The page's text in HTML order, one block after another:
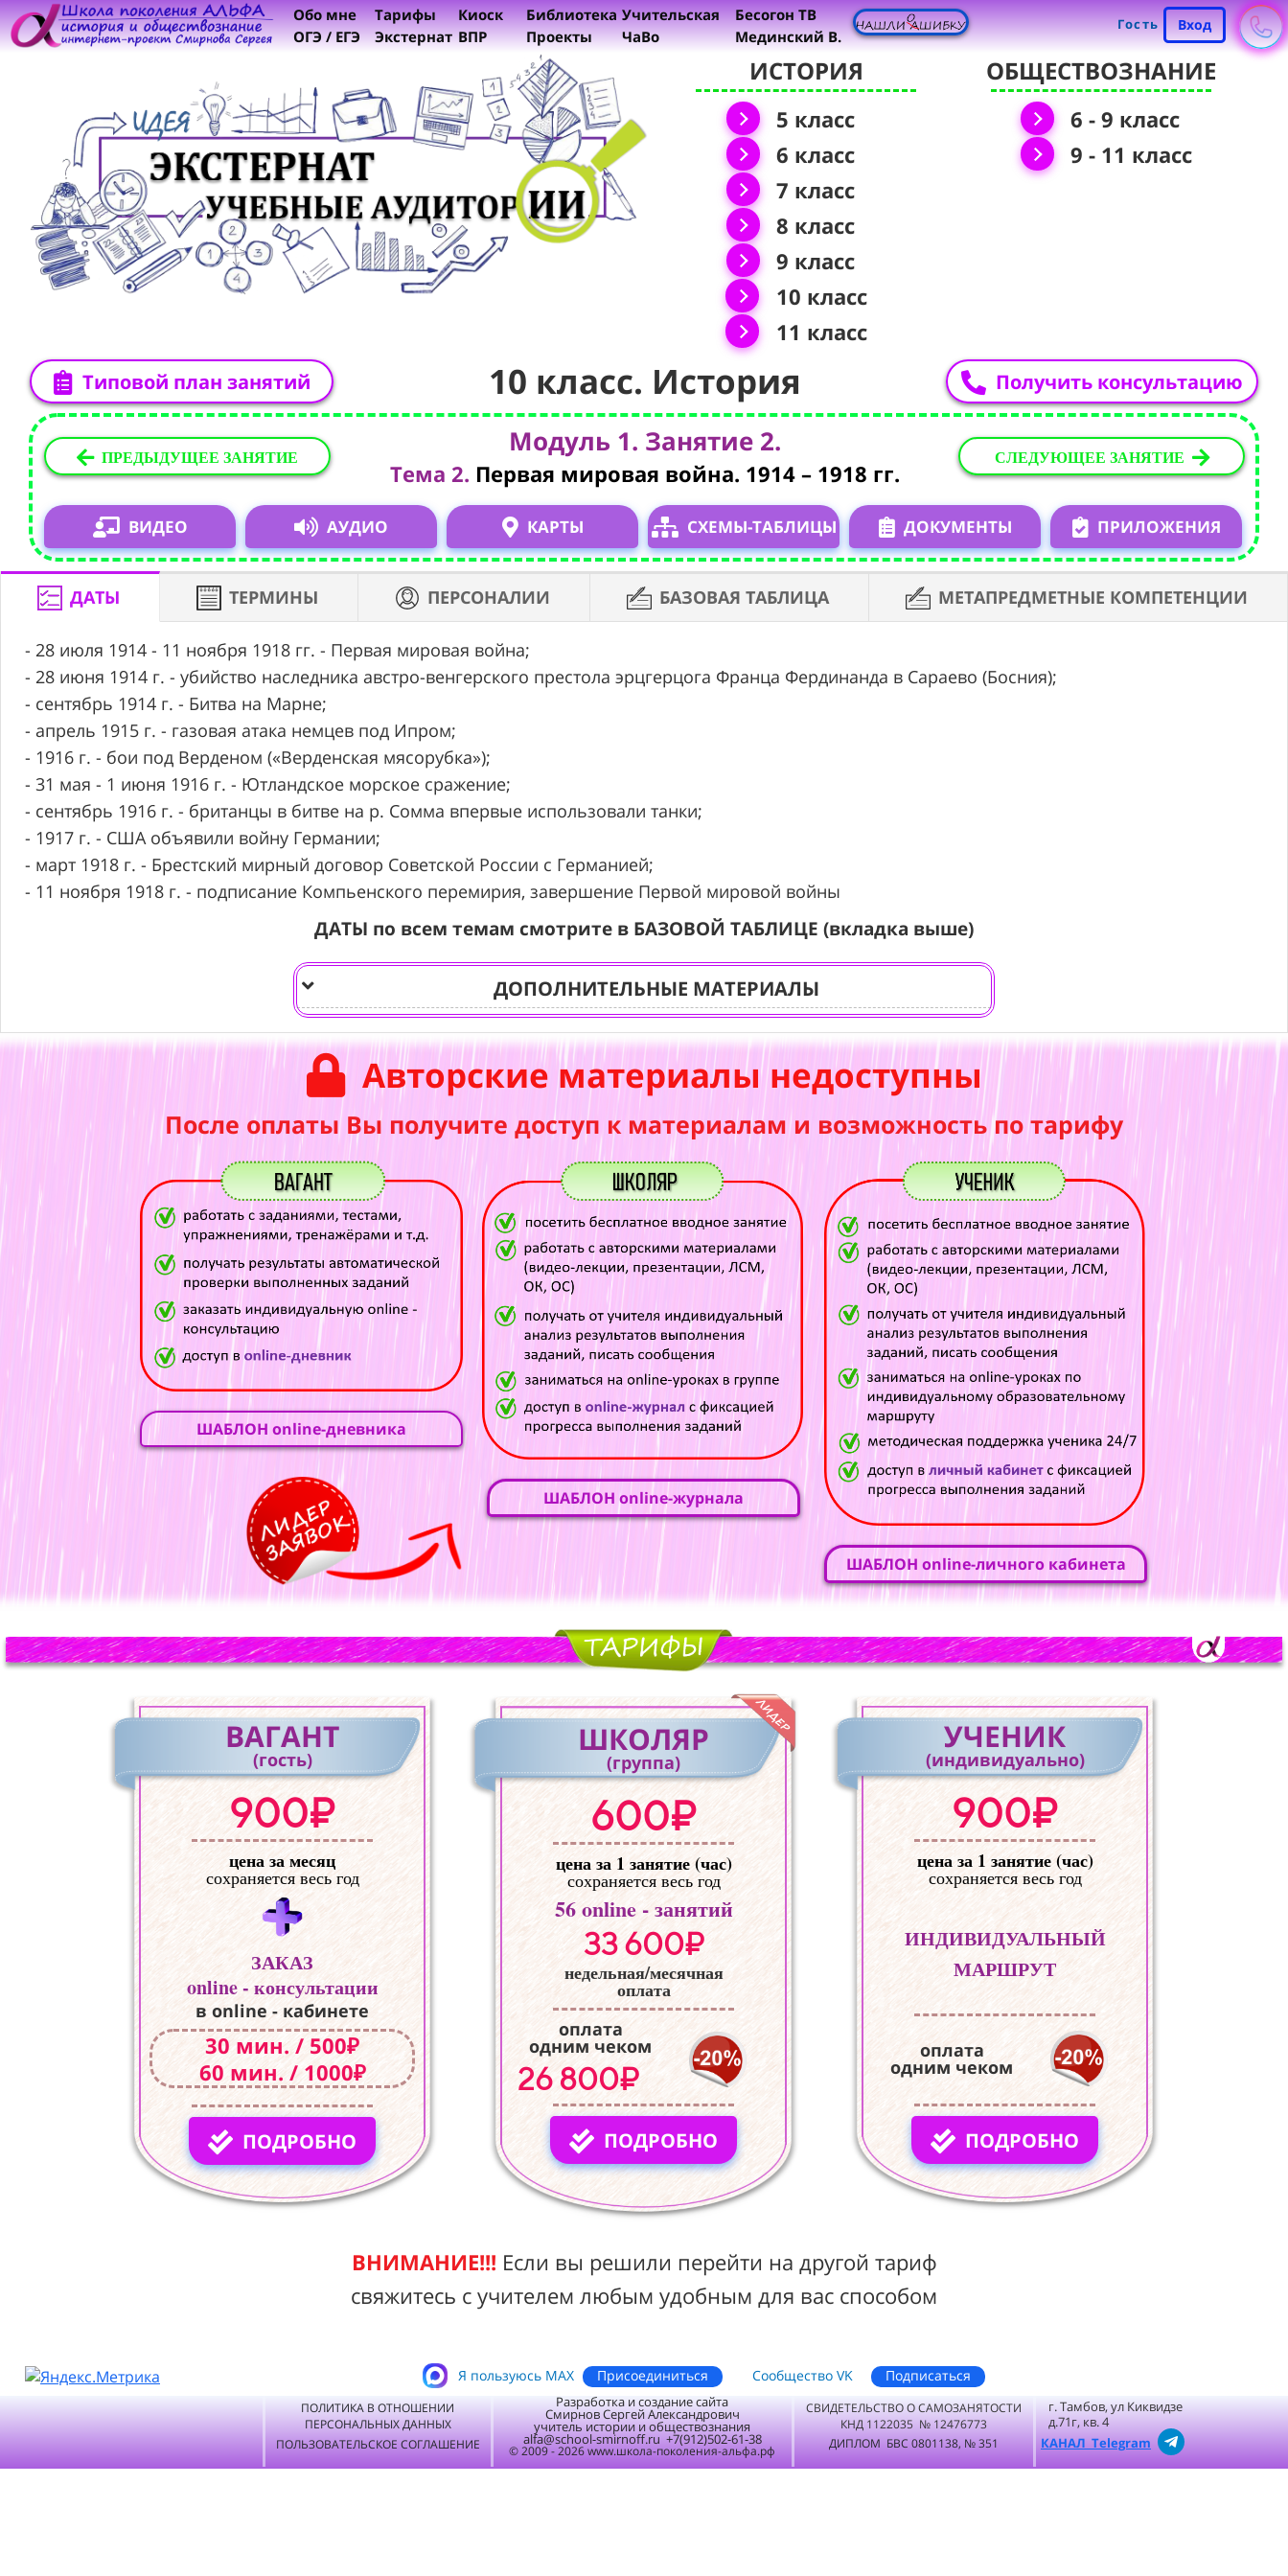
Обо мне
ОГЭ / ЕГЭ
Тарифы
Экстернат
Киоск
ВПР
Библиотека
Проекты
Учительская
ЧаВо
Бесогон ТВ
Мединский В.
Гость Вход
ИСТОРИЯ
5 класс
6 класс
7 класс
8 класс
9 класс
10 класс
11 класс
ОБЩЕСТВОЗНАНИЕ
6 - 9 класс
9 - 11 класс
Типовой план занятий 10 класс. История Получить консультацию
ПРЕДЫДУЩЕЕ ЗАНЯТИЕ Модуль 1. Занятие 2.
Тема 2. Первая мировая война. 1914 – 1918 гг.
СЛЕДУЮЩЕЕ ЗАНЯТИЕ
ВИДЕО АУДИО КАРТЫ СХЕМЫ-ТАБЛИЦЫ ДОКУМЕНТЫ ПРИЛОЖЕНИЯ
ДАТЫ ТЕРМИНЫ ПЕРСОНАЛИИ БАЗОВАЯ ТАБЛИЦА МЕТАПРЕДМЕТНЫЕ КОМПЕТЕНЦИИ
- 28 июля 1914 - 11 ноября 1918 гг. - Первая мировая война;
- 28 июня 1914 г. - убийство наследника австро-венгерского престола эрцгерцога Франца Фердинанда в Сараево (Босния);
- сентябрь 1914 г. - Битва на Марне;
- апрель 1915 г. - газовая атака немцев под Ипром;
- 1916 г. - бои под Верденом («Верденская мясорубка»);
- 31 мая - 1 июня 1916 г. - Ютландское морское сражение;
- сентябрь 1916 г. - британцы в битве на р. Сомма впервые использовали танки;
- 1917 г. - США объявили войну Германии;
- март 1918 г. - Брестский мирный договор Советской России с Германией;
- 11 ноября 1918 г. - подписание Компьенского перемирия, завершение Первой мировой войны
ДАТЫ по всем темам смотрите в БАЗОВОЙ ТАБЛИЦЕ (вкладка выше)
ДОПОЛНИТЕЛЬНЫЕ МАТЕРИАЛЫ
Авторские материалы недоступны
После оплаты Вы получите доступ к материалам и возможность по тарифу
ШАБЛОН online-дневника
ШАБЛОН online-журнала
ШАБЛОН online-личного кабинета
ВАГАНТ
(гость)
900₽
цена за месяц
сохраняется весь год
ЗАКАЗ
online - консультации
в online - кабинете
30 мин. / 500₽
60 мин. / 1000₽
ПОДРОБНО
ШКОЛЯР
(группа)
600₽
цена за 1 занятие (час)
сохраняется весь год
56online - занятий
33 600₽
недельная/месячная
оплата
оплата
одним чеком
26 800₽
ПОДРОБНО
УЧЕНИК
(индивидуально)
900₽
цена за 1 занятие (час)
сохраняется весь год
ИНДИВИДУАЛЬНЫЙ
МАРШРУТ
оплата
одним чеком
ПОДРОБНО
ВНИМАНИЕ!!! Если вы решили перейти на другой тариф
свяжитесь с учителем любым удобным для вас способом
Я пользуюсь MАХ Присоединиться Сообщество VK Подписаться
ПОЛИТИКА В ОТНОШЕНИИ
ПЕРСОНАЛЬНЫХ ДАННЫХ
ПОЛЬЗОВАТЕЛЬСКОЕ СОГЛАШЕНИЕ
Разработка и создание сайта
Смирнов Сергей Александрович
учитель истории и обществознания
alfa@school-smirnoff.ru +7(912)502-61-38
© 2009 - 2026 www.школа-поколения-альфа.рф
СВИДЕТЕЛЬСТВО О САМОЗАНЯТОСТИ
КНД 1122035 № 12476773
ДИПЛОМ БВС 0801138, № 351
г. Тамбов, ул Киквидзе
д.71г, кв. 4
КАНАЛ Telegram